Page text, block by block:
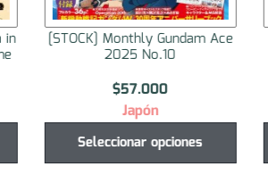
in [STOCK] Monthly Gundam Ace
2025 No.10
$57.000
Japón
Seleccionar opciones